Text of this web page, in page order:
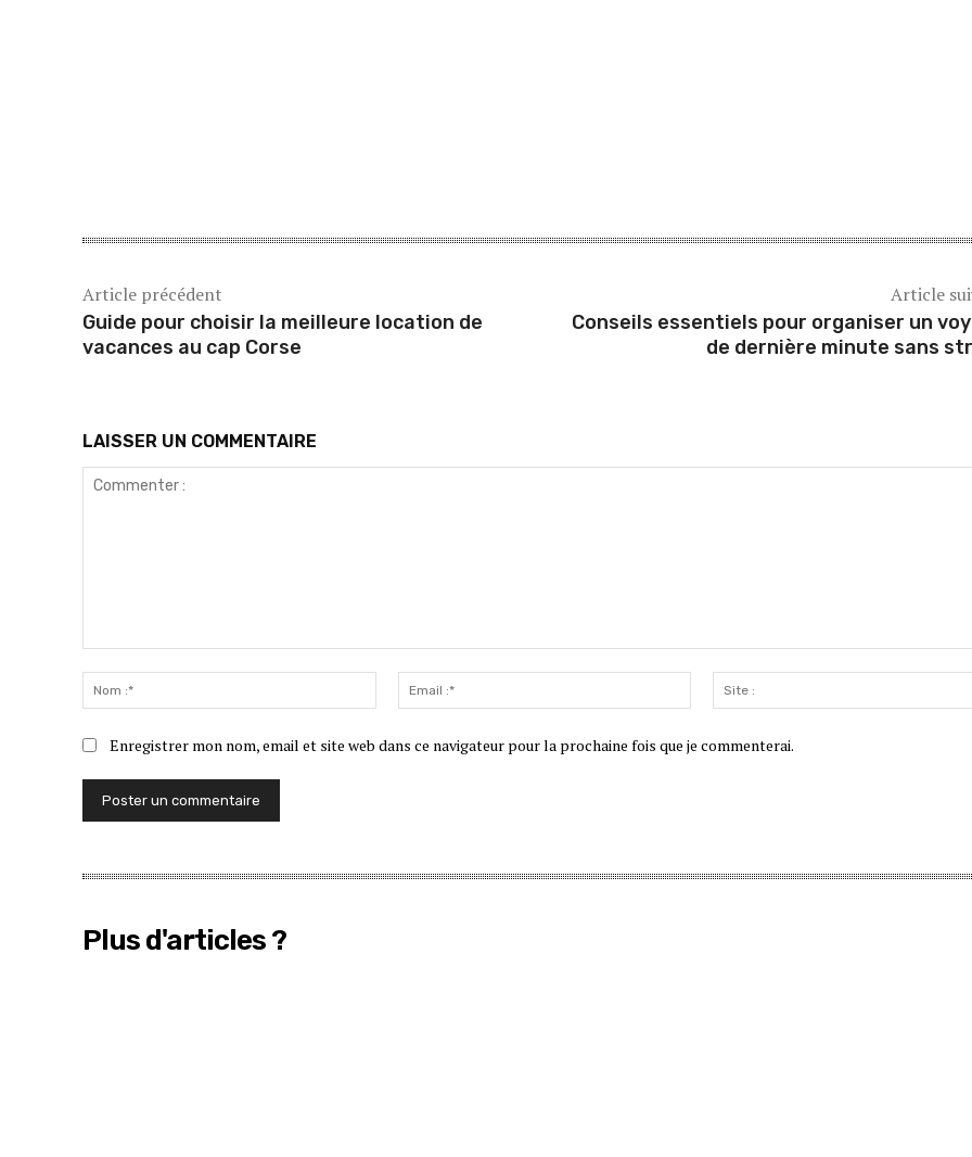
Article précédent
Guide pour choisir la meilleure location de
vacances au cap Corse
Article
Conseils essentiels pour organiser un
de dernière minute sans
LAISSER UN COMMENTAIRE
:*
Email
:*
Enregistrer mon nom, email et site web dans ce navigateur pour la prochaine fois que je commenterai.
Plus d'articles ?